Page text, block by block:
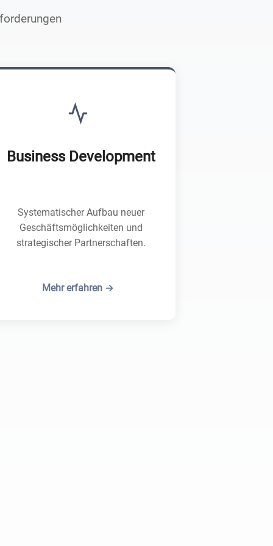
Business Development
Systematischer Aufbau neuer
Geschäftsmöglichkeiten und
strategischer Partnerschaften.
Mehr erfahren →